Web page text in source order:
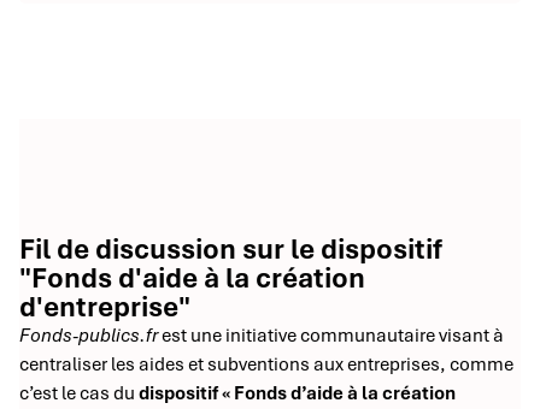
Fil de discussion sur le dispositif
"Fonds d'aide à la création
d'entreprise"
Fonds-publics.frest une initiative communautaire visant à
centraliser les aides et subventions aux entreprises, comme
c’est le cas du dispositif « Fonds d’aide à la création